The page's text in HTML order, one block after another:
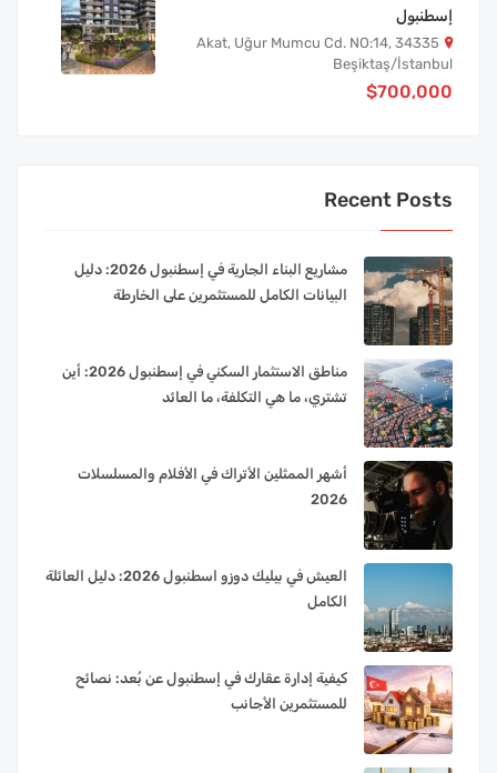
إسطنبول
Akat, Uğur Mumcu Cd. NO:14, 34335
Beşiktaş/İstanbul
$700,000
Recent Posts
مشاريع البناء الجارية في إسطنبول 2026: دليل
البيانات الكامل للمستثمرين على الخارطة
مناطق الاستثمار السكني في إسطنبول 2026: أين
تشتري، ما هي التكلفة، ما العائد
أشهر الممثلين الأتراك في الأفلام والمسلسلات
2026
العيش في بيليك دوزو اسطنبول 2026: دليل العائلة
الكامل
كيفية إدارة عقارك في إسطنبول عن بُعد: نصائح
للمستثمرين الأجانب